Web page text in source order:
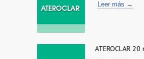
Leer más →
ATEROCLAR 20